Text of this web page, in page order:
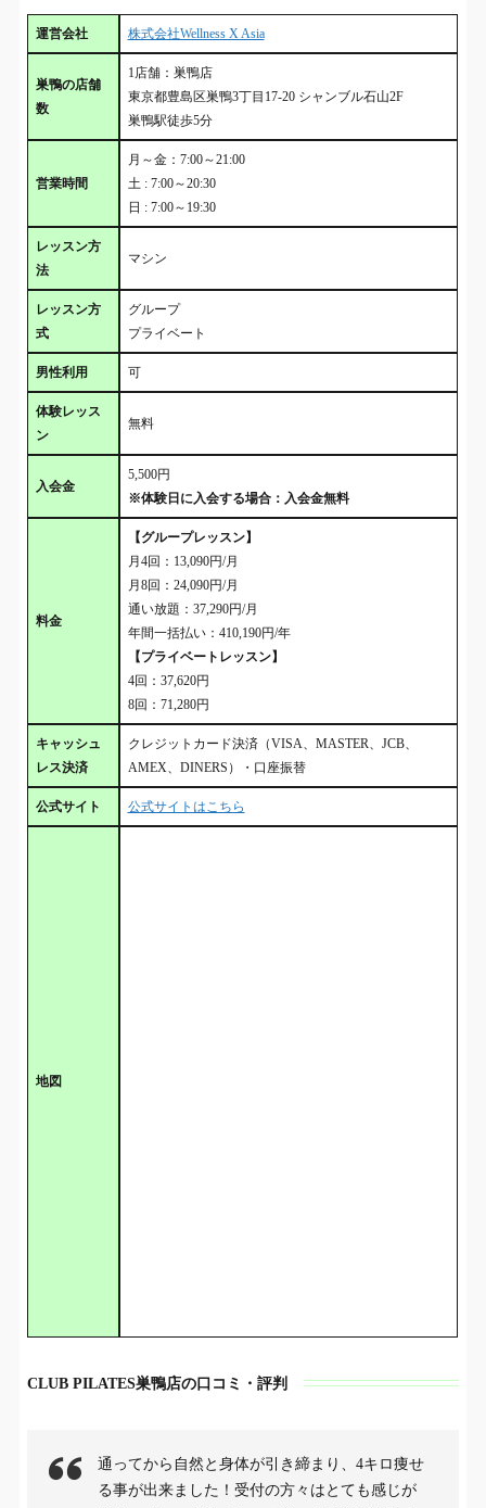
運営会社 株式会社Wellness X Asia
巣鴨の店舗
数
1店舗：巣鴨店
東京都豊島区巣鴨3丁目17-20 シャンブル石山2F
巣鴨駅徒歩5分
営業時間
月～金：7:00～21:00
土 : 7:00～20:30
日 : 7:00～19:30
レッスン方
法
マシン
レッスン方
式
グループ
プライベート
男性利用 可
体験レッス
ン
無料
入会金
5,500円
※体験日に入会する場合：入会金無料
料金
【グループレッスン】
月4回：13,090円/月
月8回：24,090円/月
通い放題：37,290円/月
年間一括払い：410,190円/年
【プライベートレッスン】
4回：37,620円
8回：71,280円
キャッシュ
レス決済
クレジットカード決済（VISA、MASTER、JCB、
AMEX、DINERS）・口座振替
公式サイト 公式サイトはこちら
地図
CLUB PILATES巣鴨店の口コミ・評判
通ってから自然と身体が引き締まり、4キロ痩せ
る事が出来ました！受付の方々はとても感じが